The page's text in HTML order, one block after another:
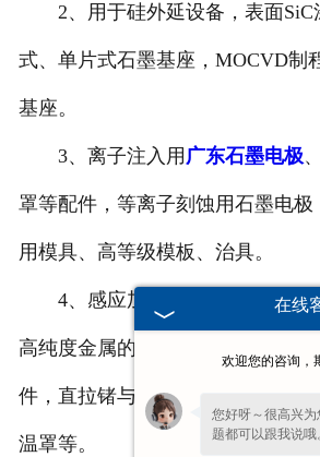
2、用于硅外延设备，表面SiC
式、单片式石墨基座，MOCVD制
基座。
3、离子注入用 广东石墨电极
罩等配件，等离子刻蚀用石墨电极
用模具、高等级模板、治具。
4、感应加热锗氧化物、区熔半
高纯度金属的
件，直拉锗与化合物单晶的
温罩等。
在线
欢迎您的咨询，
您好呀～很高兴
题都可以跟我说哦